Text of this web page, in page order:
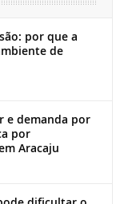
por que a
de
e demanda por
por
Aracaju